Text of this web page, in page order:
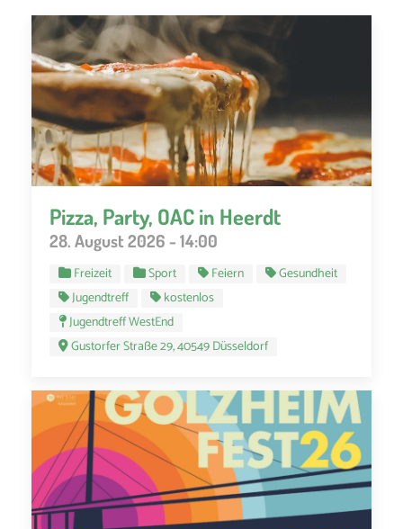
Pizza, Party, OAC in Heerdt
28. August 2026 - 14:00
Freizeit Sport Feiern
Gesundheit
Jugendtreff
kostenlos
Jugendtreff WestEnd
Gustorfer Straße 29, 40549 Düsseldorf